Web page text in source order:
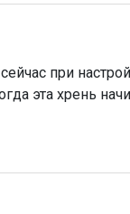
при
эта хрень